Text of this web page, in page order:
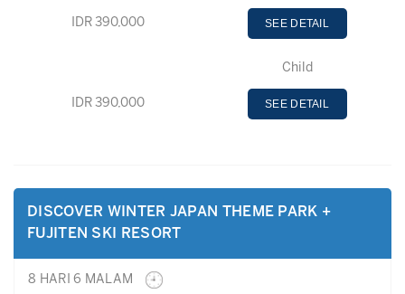
IDR 390,000 SEE DETAIL
Child
IDR 390,000 SEE DETAIL
DISCOVER WINTER JAPAN THEME PARK +
FUJITEN SKI RESORT
8 HARI 6 MALAM